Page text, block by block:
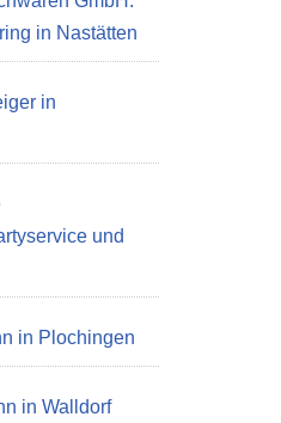
in Nastätten
in
und
in Plochingen
in Walldorf